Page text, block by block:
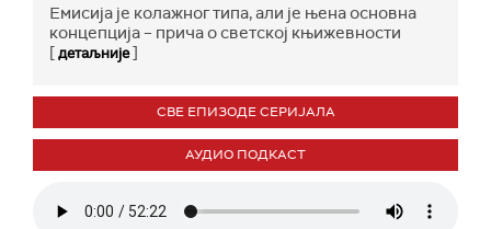
Емисија је колажног типа, али је њена основна
концепција – прича о светској књижевности
[детаљније]
СВЕ ЕПИЗОДЕ СЕРИЈАЛА
АУДИО ПОДКАСТ